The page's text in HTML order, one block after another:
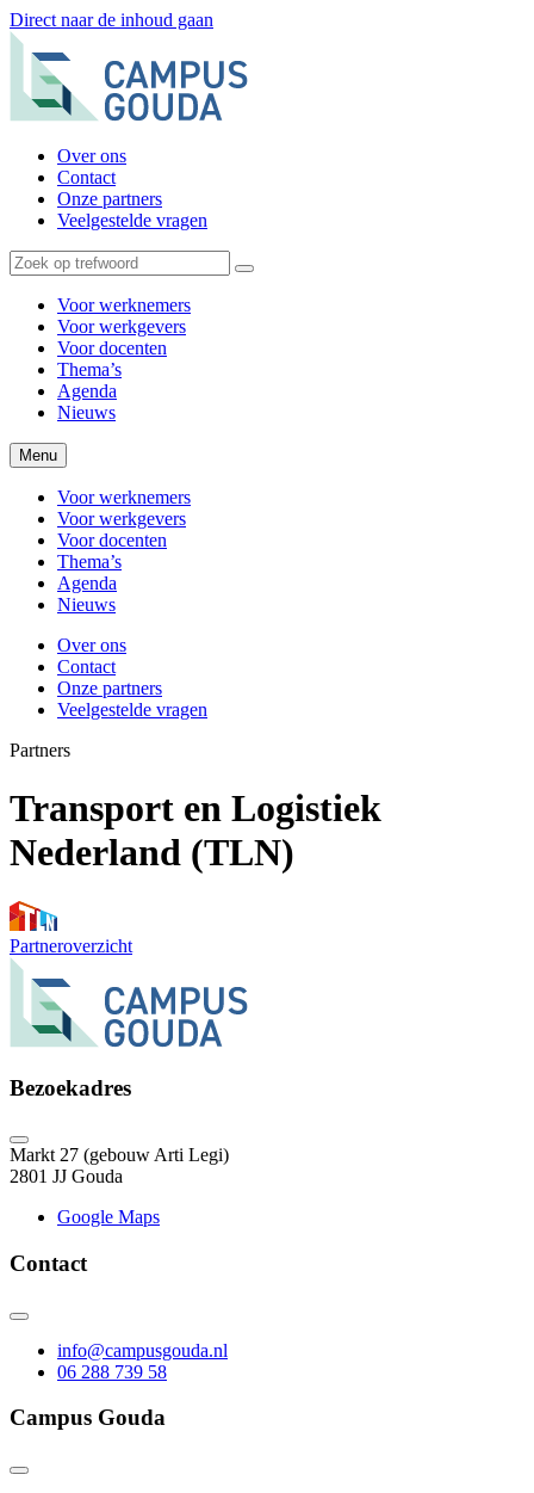
Direct naar de inhoud gaan
Over ons
Contact
Onze partners
Veelgestelde vragen
Voor werknemers
Voor werkgevers
Voor docenten
Thema’s
Agenda
Nieuws
Menu
Voor werknemers
Voor werkgevers
Voor docenten
Thema’s
Agenda
Nieuws
Over ons
Contact
Onze partners
Veelgestelde vragen
Partners
Transport en Logistiek
Nederland (TLN)
Partneroverzicht
Bezoekadres
Markt 27 (gebouw Arti Legi)
2801 JJ Gouda
Google Maps
Contact
info@campusgouda.nl
06 288 739 58
Campus Gouda